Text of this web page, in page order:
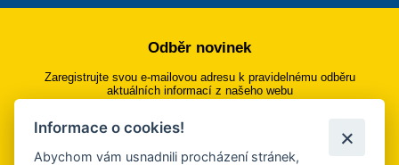
Odběr novinek
Zaregistrujte svou e-mailovou adresu k pravidelnému odběru
aktuálních informací z našeho webu
Přihlásit se k odběru
Informace o cookies!
Abychom vám usnadnili procházení stránek,